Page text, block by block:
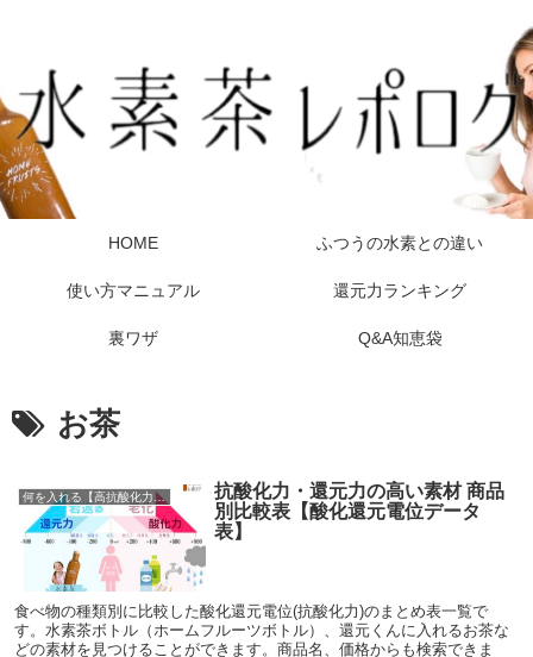
HOME ふつうの水素との違い
使い方マニュアル 還元力ランキング
裏ワザ Q&A知恵袋
お茶
何を入れる【高抗酸化力の食べ物まとめ】
抗酸化力・還元力の高い素材 商品
別比較表【酸化還元電位データ
表】
食べ物の種類別に比較した酸化還元電位(抗酸化力)のまとめ表一覧で
す。水素茶ボトル（ホームフルーツボトル）、還元くんに入れるお茶な
どの素材を見つけることができます。商品名、価格からも検索できま